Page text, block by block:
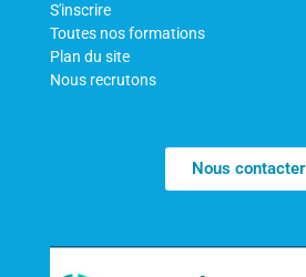
S'inscrire
Toutes nos formations
Plan du site
Nous recrutons
Nous contacter